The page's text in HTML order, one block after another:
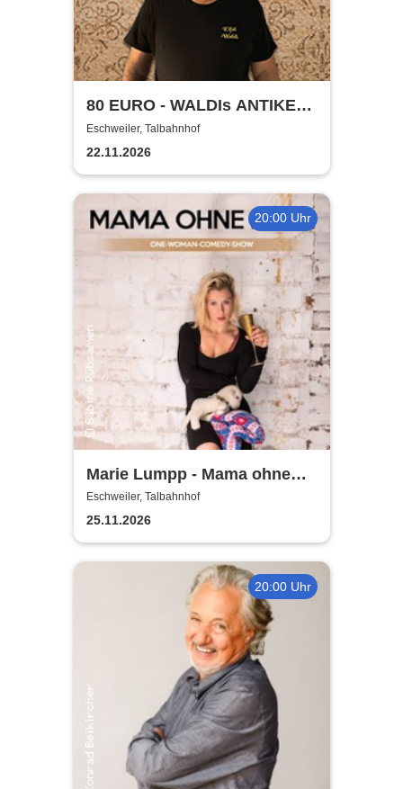
80 EURO - WALDIs ANTIKE
BINGOSHOW
Eschweiler, Talbahnhof
22.11.2026
20:00 Uhr
Marie Lumpp - Mama ohne
Plan
Eschweiler, Talbahnhof
25.11.2026
20:00 Uhr